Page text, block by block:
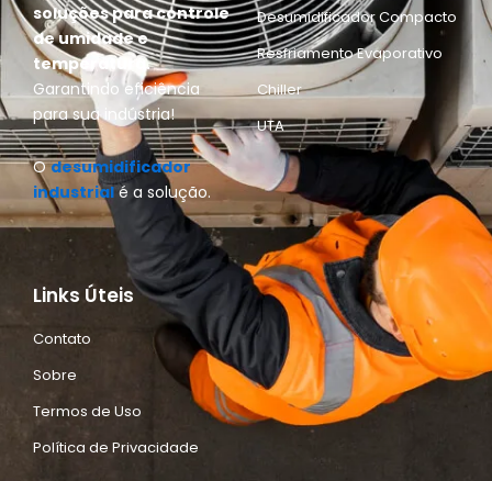
soluções para controle
de umidade e
temperatura.
Garantindo eficiência
para sua indústria!
Odesumidificador
industrialé a solução.
Desumidificador Compacto
Resfriamento Evaporativo
Chiller
UTA
Links Úteis
Contato
Sobre
Termos de Uso
Política de Privacidade